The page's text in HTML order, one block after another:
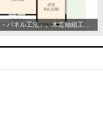
■耐震性に優れたI.D.S工法 「木造軸組－パネル工法」。木造軸組工法の設計自由度と構造用合板パネル工法の耐震性の高さを併せもった工法です。 外壁、1・2階床組、屋根を構造用合板で一体化させ、高い耐震性を実現させています。